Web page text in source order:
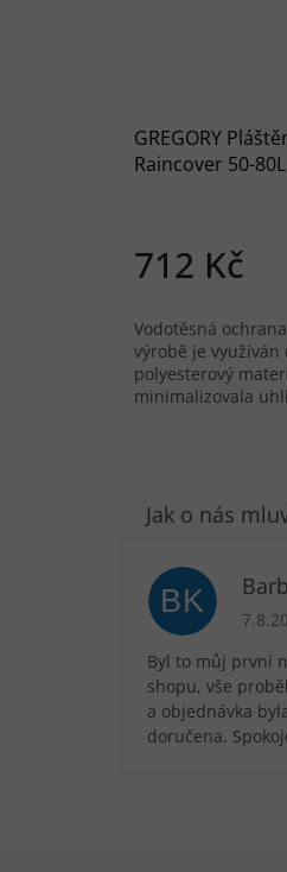
GREGORY
Raincover 50-80L
712 Kč
Vodotěsná
výrobě je využíván
polyesterový
minimalizovala
BK
Byl to můj první
shopu, vše
a objednávka
doručena.